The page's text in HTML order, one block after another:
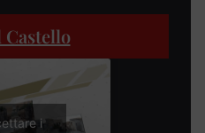
i